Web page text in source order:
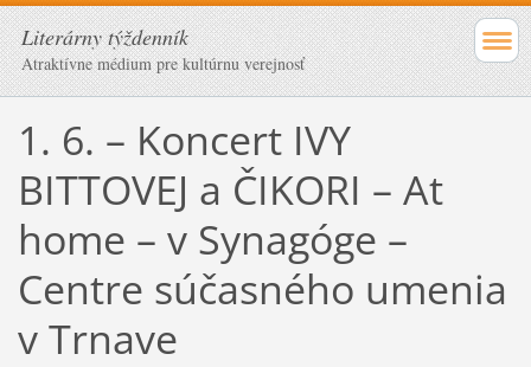
Literárny týždenník
Atraktívne médium pre kultúrnu verejnosť
1. 6. – Koncert IVY
BITTOVEJ a ČIKORI – At
home – v Synagóge –
Centre súčasného umenia
v Trnave